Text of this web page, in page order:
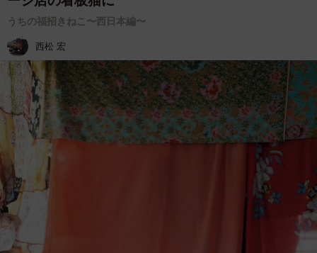
うちの福招きねこ〜西日本編〜
西松 宏